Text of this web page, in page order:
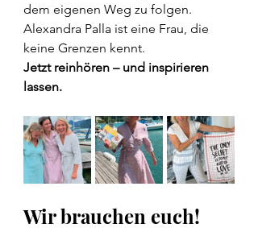
dem eigenen Weg zu folgen.
Alexandra Palla ist eine Frau, die
keine Grenzen kennt.
Jetzt reinhören – und inspirieren
lassen.
Wir brauchen euch!